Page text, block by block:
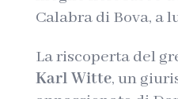
Calabra di Bova, a
La riscoperta del
Karl Witte, un